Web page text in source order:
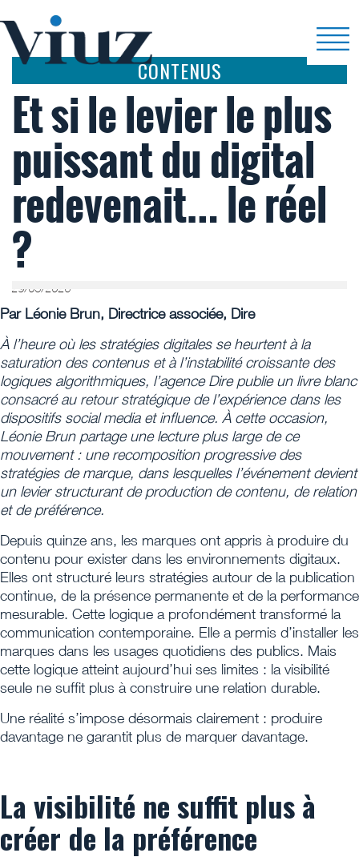
CONTENUS
Et si le levier le plus
puissant du digital
redevenait… le réel
?
29/05/2026
Par Léonie Brun, Directrice associée, Dire
À l’heure où les stratégies digitales se heurtent à la
saturation des contenus et à l’instabilité croissante des
logiques algorithmiques, l’agence Dire publie un livre blanc
consacré au retour stratégique de l’expérience dans les
dispositifs social media et influence. À cette occasion,
Léonie Brun partage une lecture plus large de ce
mouvement : une recomposition progressive des
stratégies de marque, dans lesquelles l’événement devient
un levier structurant de production de contenu, de relation
et de préférence.
Depuis quinze ans, les marques ont appris à produire du
contenu pour exister dans les environnements digitaux.
Elles ont structuré leurs stratégies autour de la publication
continue, de la présence permanente et de la performance
mesurable. Cette logique a profondément transformé la
communication contemporaine. Elle a permis d’installer les
marques dans les usages quotidiens des publics. Mais
cette logique atteint aujourd’hui ses limites : la visibilité
seule ne suffit plus à construire une relation durable.
Une réalité s’impose désormais clairement : produire
davantage ne garantit plus de marquer davantage.
La visibilité ne suffit plus à
créer de la préférence